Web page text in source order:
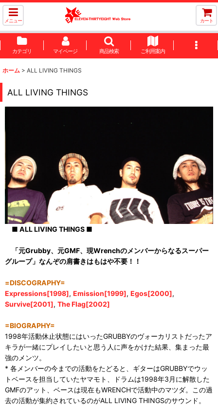
メニュー カート
カテゴリ マイページ 商品検索 ご利用案内
ホーム > ALL LIVING THINGS
ALL LIVING THINGS
■ ALL LIVING THINGS ■
「元Grubby、元GMF、現Wrenchのメンバーからなるスーパー
グループ」なんぞの肩書きはもはや不要！！
=DISCOGRAPHY=
Expressions[1998], Emission[1999], Egos[2000],
Survive[2001], The Flag[2002]
=BIOGRAPHY=
1998年活動休止状態にはいったGRUBBYのヴォーカリストだったア
キラが一緒にプレイしたいと思う人に声をかけた結果、集まった最
強のメンツ。
* 各メンバーの今までの活動をたどると、ギターはGRUBBYでウッ
トベースを担当していたヤマモト、ドラムは1998年3月に解散した
GMFのアット、ベースは現在もWRENCHで活動中のマツダ。この過
去の活動が集約されているのがALL LIVING THINGSのサウンド。